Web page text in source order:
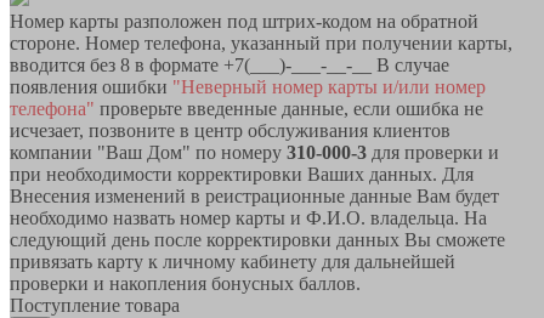
Номер карты разположен под штрих-кодом на обратной
стороне. Номер телефона, указанный при получении карты,
вводится без 8 в формате +7(___)-___-__-__ В случае
появления ошибки "Неверный номер карты и/или номер
телефона" проверьте введенные данные, если ошибка не
исчезает, позвоните в центр обслуживания клиентов
компании "Ваш Дом" по номеру 310-000-3 для проверки и
при необходимости корректировки Ваших данных. Для
Внесения изменений в реистрационные данные Вам будет
необходимо назвать номер карты и Ф.И.О. владельца. На
следующий день после корректировки данных Вы сможете
привязать карту к личному кабинету для дальнейшей
проверки и накопления бонусных баллов.
Поступление товара